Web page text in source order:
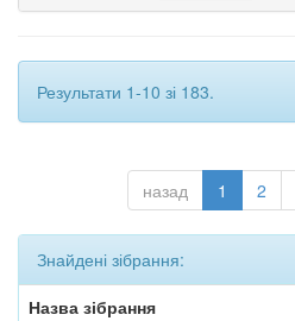
Результати 1-10 зі 183.
назад 1 2
Знайдені зібрання:
Назва зібрання